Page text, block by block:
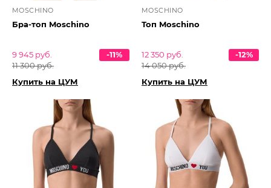
MOSCHINO
Бра-топ Moschino
9 945 руб.
11 300 руб.
-11%
Купить на ЦУМ
MOSCHINO
Топ Moschino
12 350 руб.
14 050 руб.
-12%
Купить на ЦУМ